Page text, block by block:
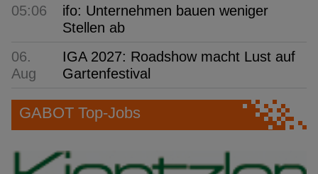
05:06
ifo: Unternehmen bauen weniger
Stellen ab
06.
Aug
IGA 2027: Roadshow macht Lust auf
Gartenfestival
GABOT Top-Jobs